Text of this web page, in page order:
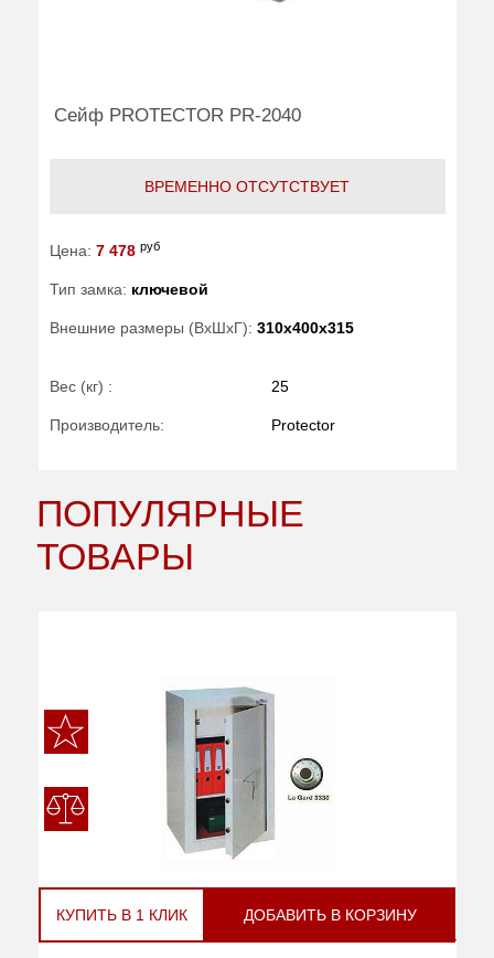
Сейф PROTECTOR PR-2040
ВРЕМЕННО ОТСУТСТВУЕТ
Цена: 7 478 руб
Тип замка: ключевой
Внешние размеры (ВхШхГ): 310x400x315
Вес (кг) : 25
Производитель: Protector
ПОПУЛЯРНЫЕ
ТОВАРЫ
КУПИТЬ В 1 КЛИК ДОБАВИТЬ В КОРЗИНУ